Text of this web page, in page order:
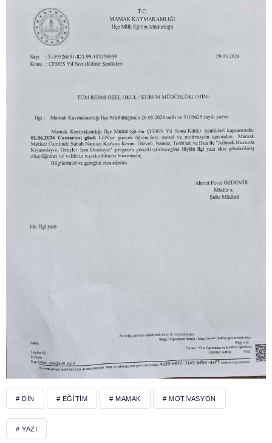
# DIN # EĞITIM # MAMAK # MOTIVASYON
# YAZI